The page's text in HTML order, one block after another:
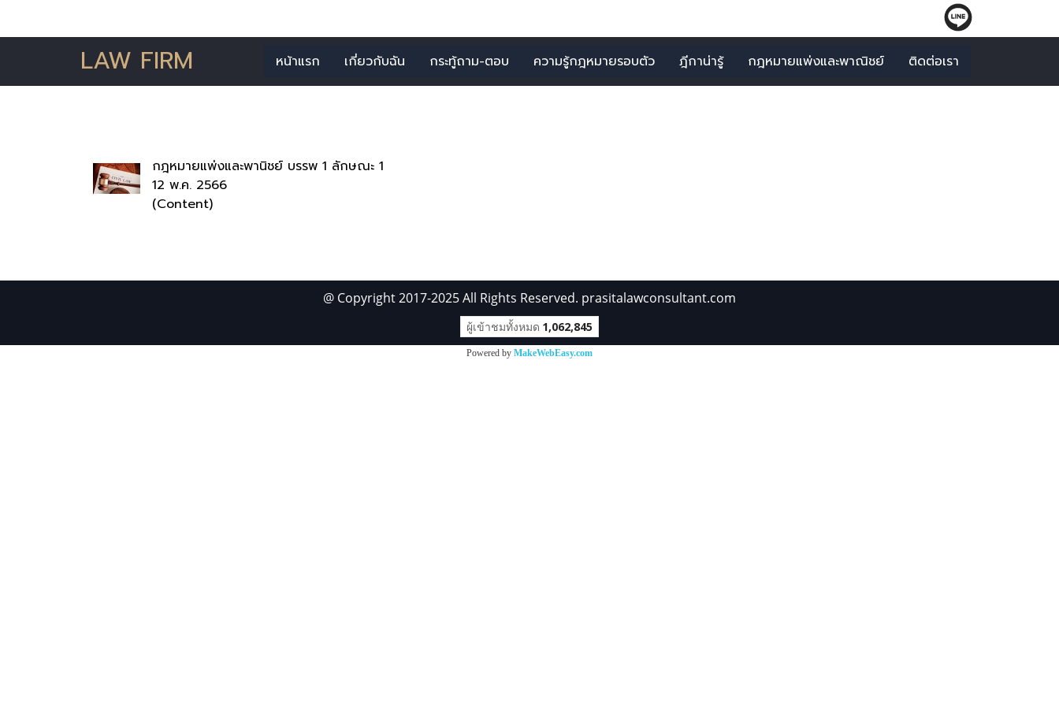
LAW FIRM หน้าแรก เกี่ยวกับฉัน กระทู้ถาม-ตอบ ความรู้กฎหมายรอบตัว ฎีกาน่ารู้ กฎหมายแพ่งและพาณิชย์ ติดต่อเรา
กฎหมายแพ่งและพานิชย์ บรรพ 1 ลักษณะ 1
12 พ.ค. 2566
(Content)
@ Copyright 2017-2025 All Rights Reserved. prasitalawconsultant.com
ผู้เข้าชมทั้งหมด 1,062,845
Powered by MakeWebEasy.com